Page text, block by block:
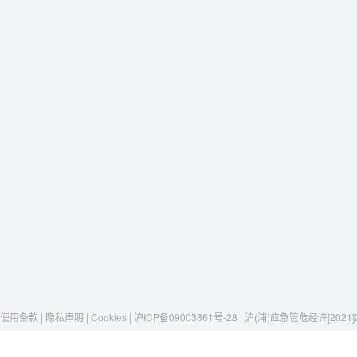
使用条款 | 隐私声明 | Cookies | 沪ICP备09003861号-28 | 沪(浦)应急管危经许